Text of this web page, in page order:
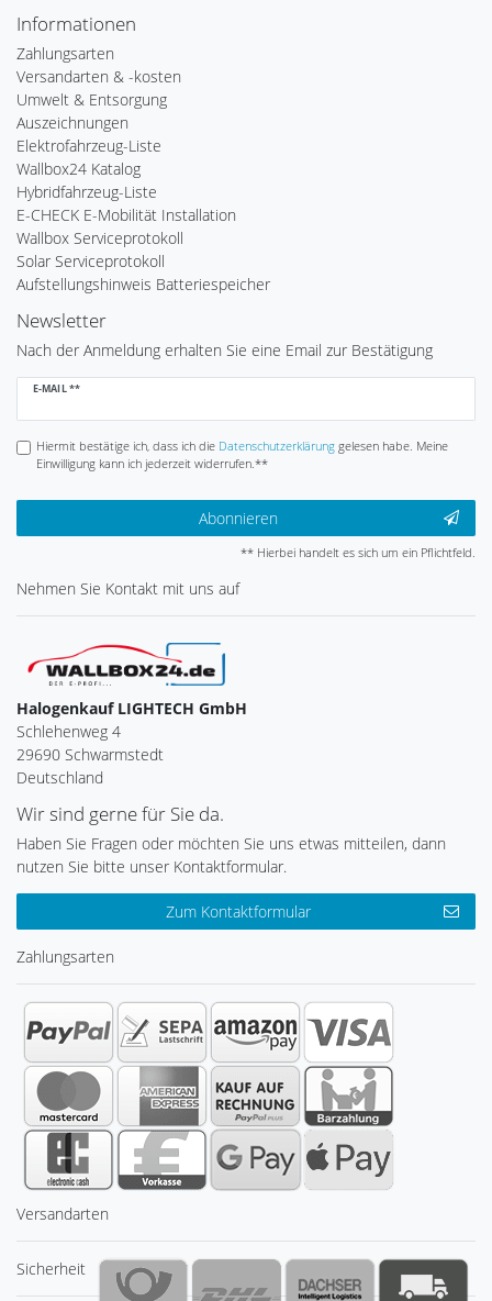
Informationen
Zahlungsarten
Versandarten & -kosten
Umwelt & Entsorgung
Auszeichnungen
Elektrofahrzeug-Liste
Wallbox24 Katalog
Hybridfahrzeug-Liste
E-CHECK E-Mobilität Installation
Wallbox Serviceprotokoll
Solar Serviceprotokoll
Aufstellungshinweis Batteriespeicher
Newsletter
Nach der Anmeldung erhalten Sie eine Email zur Bestätigung
E-MAIL **
Newsletter
Hiermit bestätige ich, dass ich die Daten­schutz­erklärunggelesen habe. Meine
Einwilligung kann ich jederzeit widerrufen.**
Abonnieren
** Hierbei handelt es sich um ein Pflichtfeld.
Nehmen Sie Kontakt mit uns auf
Halogenkauf LIGHTECH GmbH
Schlehenweg 4
29690 Schwarmstedt
Deutschland
Wir sind gerne für Sie da.
Haben Sie Fragen oder möchten Sie uns etwas mitteilen, dann
nutzen Sie bitte unser Kontaktformular.
Zum Kontaktformular
Zahlungsarten
Versandarten
Sicherheit